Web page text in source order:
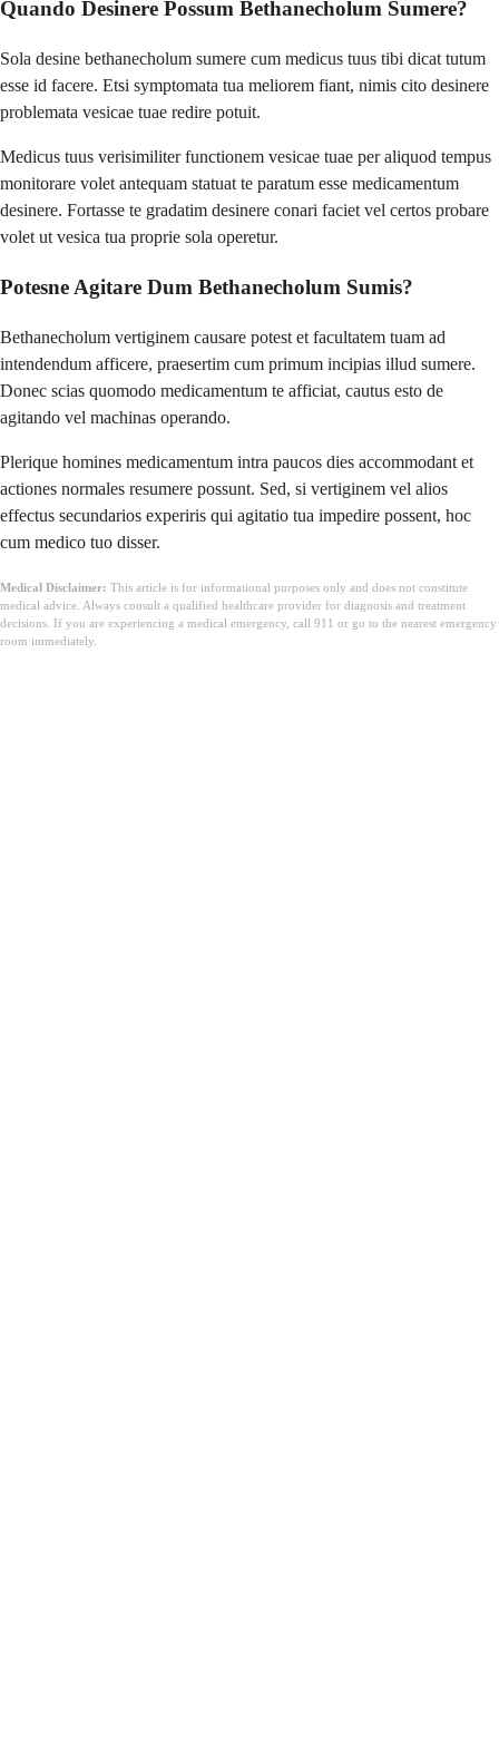
Quando Desinere Possum Bethanecholum Sumere?
Sola desine bethanecholum sumere cum medicus tuus tibi dicat tutum
esse id facere. Etsi symptomata tua meliorem fiant, nimis cito desinere
problemata vesicae tuae redire potuit.
Medicus tuus verisimiliter functionem vesicae tuae per aliquod tempus
monitorare volet antequam statuat te paratum esse medicamentum
desinere. Fortasse te gradatim desinere conari faciet vel certos probare
volet ut vesica tua proprie sola operetur.
Potesne Agitare Dum Bethanecholum Sumis?
Bethanecholum vertiginem causare potest et facultatem tuam ad
intendendum afficere, praesertim cum primum incipias illud sumere.
Donec scias quomodo medicamentum te afficiat, cautus esto de
agitando vel machinas operando.
Plerique homines medicamentum intra paucos dies accommodant et
actiones normales resumere possunt. Sed, si vertiginem vel alios
effectus secundarios experiris qui agitatio tua impedire possent, hoc
cum medico tuo disser.
Medical Disclaimer: This article is for informational purposes only and does not constitute
medical advice. Always consult a qualified healthcare provider for diagnosis and treatment
decisions. If you are experiencing a medical emergency, call 911 or go to the nearest emergency
room immediately.